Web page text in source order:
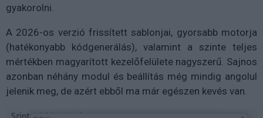
gyakorolni.
A 2026-os verzió frissített sablonjai, gyorsabb motorja
(hatékonyabb kódgenerálás), valamint a szinte teljes
mértékben magyarított kezelőfelülete nagyszerű. Sajnos
azonban néhány modul és beállítás még mindig angolul
jelenik meg, de azért ebből ma már egészen kevés van.